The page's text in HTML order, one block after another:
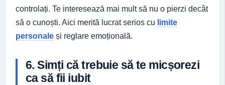
controlați. Te interesează mai mult să nu o pierzi decât
să o cunoști. Aici merită lucrat serios cu limite
personale și reglare emoțională.
6. Simți că trebuie să te micșorezi
ca să fii iubit